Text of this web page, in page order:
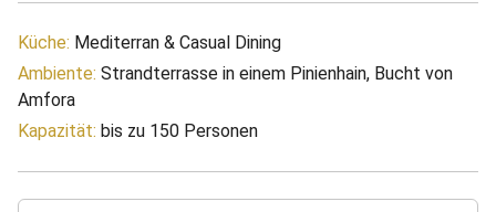
Küche: Mediterran & Casual Dining
Ambiente: Strandterrasse in einem Pinienhain, Bucht von
Amfora
Kapazität: bis zu 150 Personen